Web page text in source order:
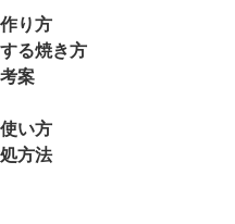
り方
る焼き方
案
い方
方法